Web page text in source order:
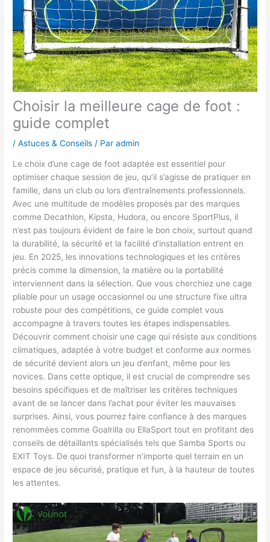
Choisir la meilleure cage de foot :
guide complet
/Astuces & Conseils / Paradmin
Le choix d’une cage de foot adaptée est essentiel pour
optimiser chaque session de jeu, qu’il s’agisse de pratiquer en
famille, dans un club ou lors d’entraînements professionnels.
Avec une multitude de modèles proposés par des marques
comme Decathlon, Kipsta, Hudora, ou encore SportPlus, il
n’est pas toujours évident de faire le bon choix, surtout quand
la durabilité, la sécurité et la facilité d’installation entrent en
jeu. En 2025, les innovations technologiques et les critères
précis comme la dimension, la matière ou la portabilité
interviennent dans la sélection. Que vous cherchiez une cage
pliable pour un usage occasionnel ou une structure fixe ultra
robuste pour des compétitions, ce guide complet vous
accompagne à travers toutes les étapes indispensables.
Découvrir comment choisir une cage qui résiste aux conditions
climatiques, adaptée à votre budget et conforme aux normes
de sécurité devient alors un jeu d’enfant, même pour les
novices. Dans cette optique, il est crucial de comprendre ses
besoins spécifiques et de maîtriser les critères techniques
avant de se lancer dans l’achat pour éviter les mauvaises
surprises. Ainsi, vous pourrez faire confiance à des marques
renommées comme Goalrilla ou EllaSport tout en profitant des
conseils de détaillants spécialisés tels que Samba Sports ou
EXIT Toys. De quoi transformer n’importe quel terrain en un
espace de jeu sécurisé, pratique et fun, à la hauteur de toutes
les attentes.